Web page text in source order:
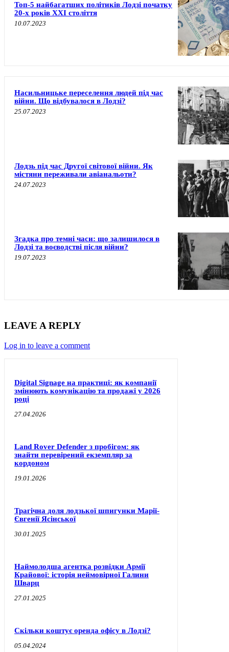
Топ-5 найбагатших політиків Лодзі початку
20-х років XXI століття
10.07.2023
Насильницьке переселення людей під час
війни. Що відбувалося в Лодзі?
25.07.2023
Лодзь під час Другої світової війни. Як
містяни переживали авіанальоти?
24.07.2023
Згадка про темні часи: що залишилося в
Лодзі та воєводстві після війни?
19.07.2023
LEAVE A REPLY
Log in to leave a comment
Digital Signage на практиці: як компанії
змінюють комунікацію та продажі у 2026
році
27.04.2026
Land Rover Defender з пробігом: як
знайти перевірений екземпляр за
кордоном
19.01.2026
Трагічна доля лодзької шпигунки Марії-
Євгенії Ясінської
30.01.2025
Наймолодша агентка розвідки Армії
Крайової: історія неймовірної Галини
Шварц
27.01.2025
Скільки коштує оренда офісу в Лодзі?
05.04.2024